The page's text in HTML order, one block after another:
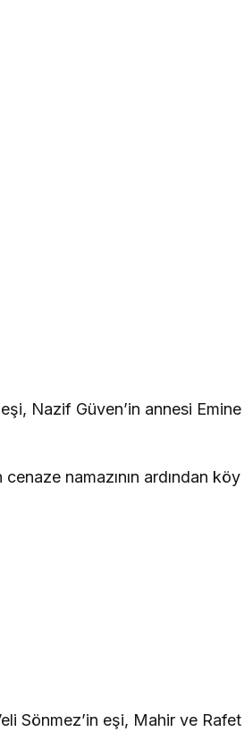
Nazif Güven’in annesi Emine
namazının ardından köy
Sönmez’in eşi, Mahir ve Rafet